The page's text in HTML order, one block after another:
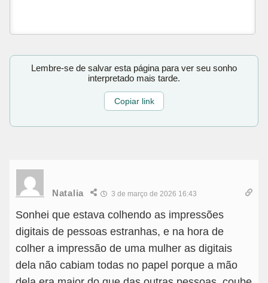
Lembre-se de salvar esta página para ver seu sonho
interpretado mais tarde.
Copiar link
Natalia 3 de março de 2026 16:43
Sonhei que estava colhendo as impressões
digitais de pessoas estranhas, e na hora de
colher a impressão de uma mulher as digitais
dela não cabiam todas no papel porque a mão